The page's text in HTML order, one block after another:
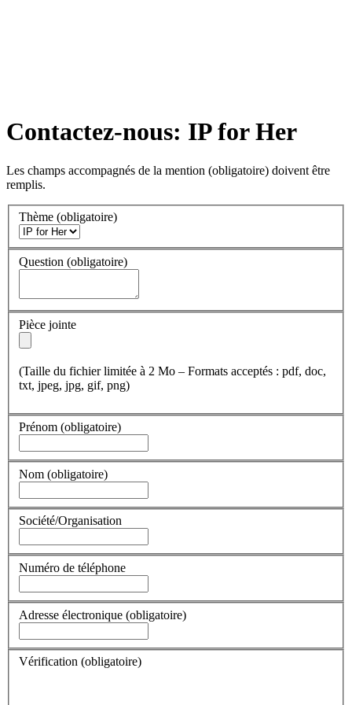
Contactez-nous: IP for Her
Les champs accompagnés de la mention (obligatoire) doivent être
remplis.
Thème (obligatoire)
Question (obligatoire)
Pièce jointe
(Taille du fichier limitée à 2 Mo – Formats acceptés : pdf, doc,
txt, jpeg, jpg, gif, png)
Prénom (obligatoire)
Nom (obligatoire)
Société/Organisation
Numéro de téléphone
Adresse électronique (obligatoire)
Vérification (obligatoire)